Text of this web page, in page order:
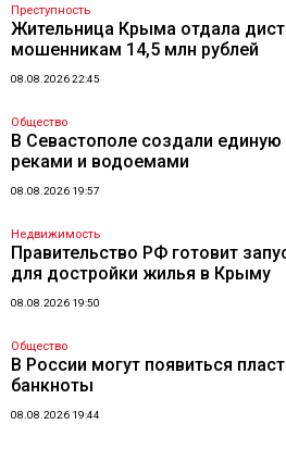
Преступность
Жительница Крыма отдала
мошенникам 14,5 млн рублей
08.08.2026 22:45
Общество
В Севастополе создали единую
реками и водоемами
08.08.2026 19:57
Недвижимость
Правительство РФ готовит
для достройки жилья в Крыму
08.08.2026 19:50
Общество
В России могут появиться
банкноты
08.08.2026 19:44